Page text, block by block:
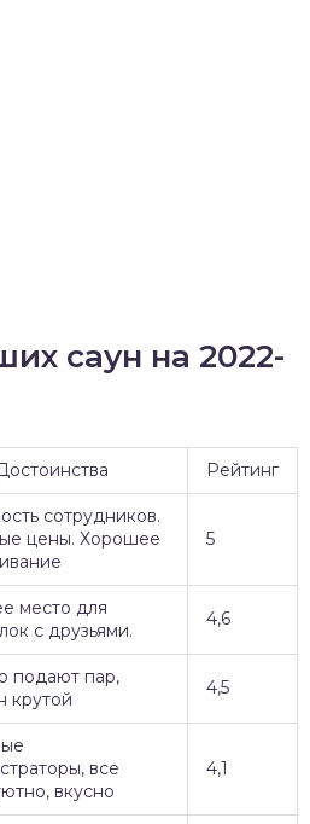
саун на 2022-
Рейтинг
сотрудников.
цены. Хорошее
5
место для
с друзьями.
4,6
подают пар,
крутой
4,5
все
вкусно
4,1